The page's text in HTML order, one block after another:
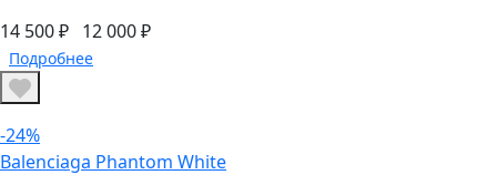
14 500 ₽ 12 000 ₽
Подробнее
-24%
Balenciaga Phantom White